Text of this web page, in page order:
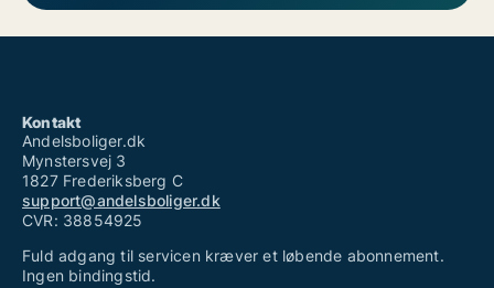
Kontakt
Andelsboliger.dk
Mynstersvej 3
1827 Frederiksberg C
support@andelsboliger.dk
CVR: 38854925
Fuld adgang til servicen kræver et løbende abonnement.
Ingen bindingstid.